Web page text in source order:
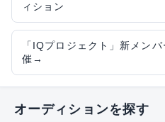
ィション
「IQプロジェクト」新メン
催→
オーディションを探す